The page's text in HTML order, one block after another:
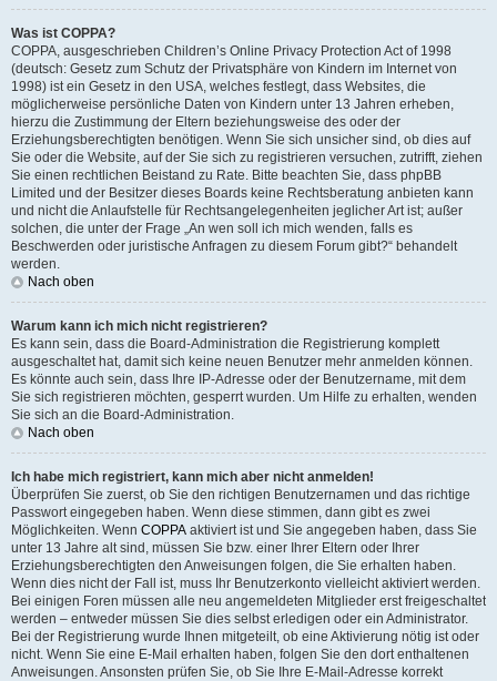
Was ist COPPA?
COPPA, ausgeschrieben Children’s Online Privacy Protection Act of 1998
(deutsch: Gesetz zum Schutz der Privatsphäre von Kindern im Internet von
1998) ist ein Gesetz in den USA, welches festlegt, dass Websites, die
möglicherweise persönliche Daten von Kindern unter 13 Jahren erheben,
hierzu die Zustimmung der Eltern beziehungsweise des oder der
Erziehungsberechtigten benötigen. Wenn Sie sich unsicher sind, ob dies auf
Sie oder die Website, auf der Sie sich zu registrieren versuchen, zutrifft, ziehen
Sie einen rechtlichen Beistand zu Rate. Bitte beachten Sie, dass phpBB
Limited und der Besitzer dieses Boards keine Rechtsberatung anbieten kann
und nicht die Anlaufstelle für Rechtsangelegenheiten jeglicher Art ist; außer
solchen, die unter der Frage „An wen soll ich mich wenden, falls es
Beschwerden oder juristische Anfragen zu diesem Forum gibt?“ behandelt
werden.
Nach oben
Warum kann ich mich nicht registrieren?
Es kann sein, dass die Board-Administration die Registrierung komplett
ausgeschaltet hat, damit sich keine neuen Benutzer mehr anmelden können.
Es könnte auch sein, dass Ihre IP-Adresse oder der Benutzername, mit dem
Sie sich registrieren möchten, gesperrt wurden. Um Hilfe zu erhalten, wenden
Sie sich an die Board-Administration.
Nach oben
Ich habe mich registriert, kann mich aber nicht anmelden!
Überprüfen Sie zuerst, ob Sie den richtigen Benutzernamen und das richtige
Passwort eingegeben haben. Wenn diese stimmen, dann gibt es zwei
Möglichkeiten. Wenn COPPA aktiviert ist und Sie angegeben haben, dass Sie
unter 13 Jahre alt sind, müssen Sie bzw. einer Ihrer Eltern oder Ihrer
Erziehungsberechtigten den Anweisungen folgen, die Sie erhalten haben.
Wenn dies nicht der Fall ist, muss Ihr Benutzerkonto vielleicht aktiviert werden.
Bei einigen Foren müssen alle neu angemeldeten Mitglieder erst freigeschaltet
werden – entweder müssen Sie dies selbst erledigen oder ein Administrator.
Bei der Registrierung wurde Ihnen mitgeteilt, ob eine Aktivierung nötig ist oder
nicht. Wenn Sie eine E-Mail erhalten haben, folgen Sie den dort enthaltenen
Anweisungen. Ansonsten prüfen Sie, ob Sie Ihre E-Mail-Adresse korrekt